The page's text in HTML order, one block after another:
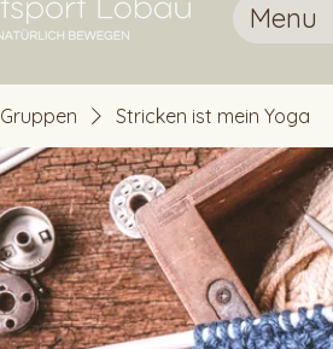
Menu
Gruppen Stricken ist mein Yoga